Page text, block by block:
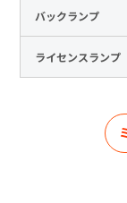
バックランプ
ライセンスランプ